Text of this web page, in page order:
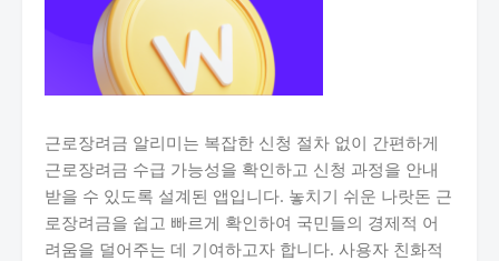
근로장려금 알리미는 복잡한 신청 절차 없이 간편하게
근로장려금 수급 가능성을 확인하고 신청 과정을 안내
받을 수 있도록 설계된 앱입니다. 놓치기 쉬운 나랏돈 근
로장려금을 쉽고 빠르게 확인하여 국민들의 경제적 어
려움을 덜어주는 데 기여하고자 합니다. 사용자 친화적